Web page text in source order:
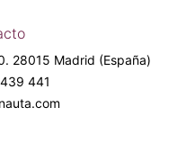
28015 Madrid (España)
441